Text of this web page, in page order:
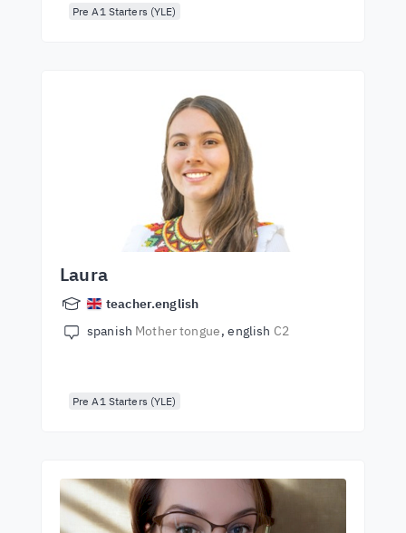
Pre A1 Starters (YLE)
Laura
teacher.english
spanish Mother tongue english C2
Pre A1 Starters (YLE)